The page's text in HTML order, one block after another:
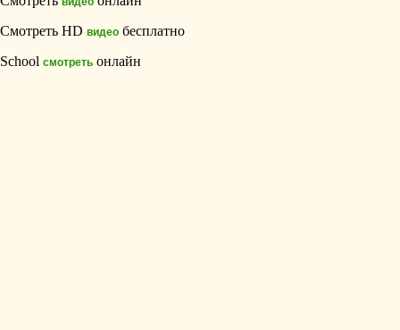
Смотреть HD видео бесплатно
School смотреть онлайн